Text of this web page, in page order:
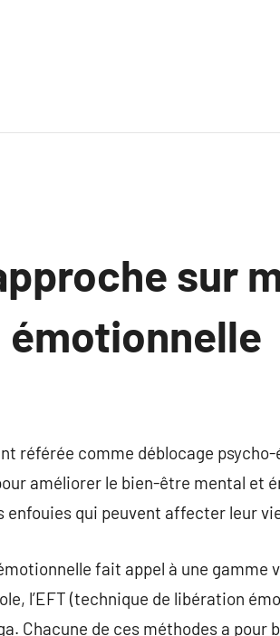
sur
référée comme déblocage
améliorer le bien-être mental et
qui peuvent affecter leur
fait appel à une gamme
l’EFT (technique de libération
Chacune de ces méthodes a pour